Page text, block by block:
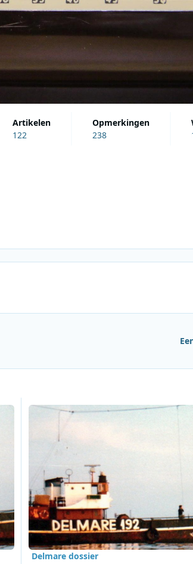
artikelen
122
opmerkingen
238
aan Delmare (13)
Lees meer over Dossier Delmare: Zout,
Delmare dossier